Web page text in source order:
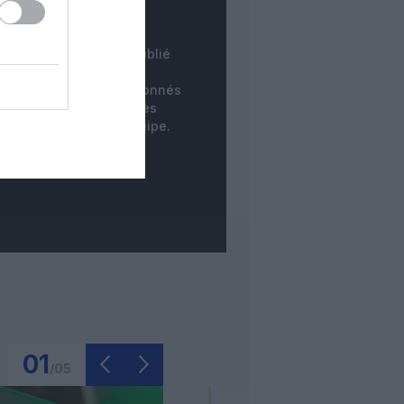
INSTANTANÉ
commentaire est publié
des non-abonnés
sont publiés qu'après
par notre équipe.
01